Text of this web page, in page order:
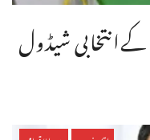
شیڈول